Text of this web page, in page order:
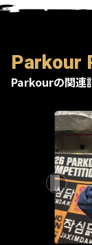
Parkour
Parkourの関連